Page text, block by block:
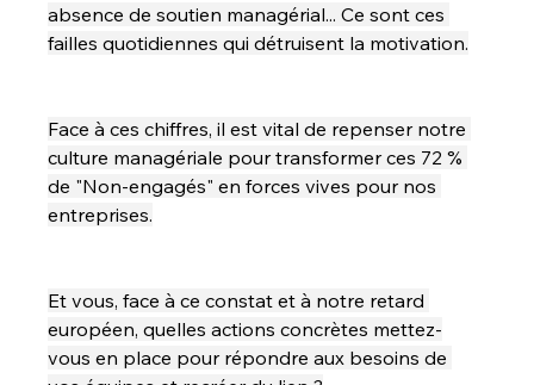
absence de soutien managérial... Ce sont ces
failles quotidiennes qui détruisent la motivation.
Face à ces chiffres, il est vital de repenser notre
culture managériale pour transformer ces 72 %
de "Non-engagés" en forces vives pour nos
entreprises.
Et vous, face à ce constat et à notre retard
européen, quelles actions concrètes mettez-
vous en place pour répondre aux besoins de